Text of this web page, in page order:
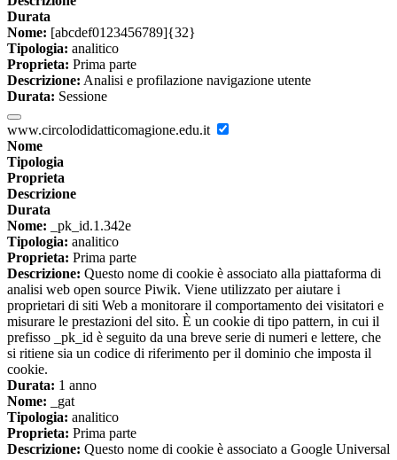
Durata
Nome: [abcdef0123456789]{32}
Tipologia: analitico
Proprieta: Prima parte
Descrizione: Analisi e profilazione navigazione utente
Durata: Sessione
www.circolodidatticomagione.edu.it
Nome
Tipologia
Proprieta
Descrizione
Durata
Nome: _pk_id.1.342e
Tipologia: analitico
Proprieta: Prima parte
Descrizione: Questo nome di cookie è associato alla piattaforma di
analisi web open source Piwik. Viene utilizzato per aiutare i
proprietari di siti Web a monitorare il comportamento dei visitatori e
misurare le prestazioni del sito. È un cookie di tipo pattern, in cui il
prefisso _pk_id è seguito da una breve serie di numeri e lettere, che
si ritiene sia un codice di riferimento per il dominio che imposta il
cookie.
Durata: 1 anno
Nome: _gat
Tipologia: analitico
Proprieta: Prima parte
Descrizione: Questo nome di cookie è associato a Google Universal